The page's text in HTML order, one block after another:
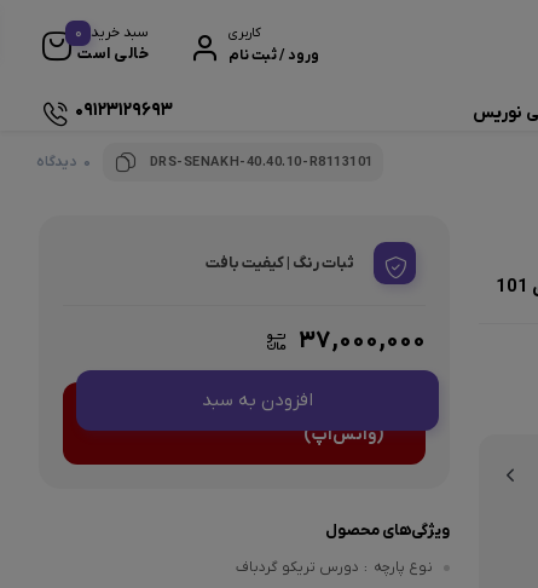
کاربری
ورود / ثبت نام
سبد خرید
خالی است
0
نوریس 09123129693
DRS-SENAKH-40.40.10-R8113101 0 دیدگاه
ثبات رنگ | کیفیت بافت
۳۷,۰۰۰,۰۰۰
افزودن به سبد
<center>ارتباط با کارشناس فروش
(واتس‌اپ)
ویژگی‌های محصول
نوع پارچه : دورس تریکو گردباف